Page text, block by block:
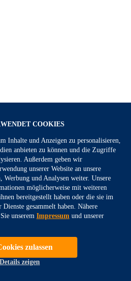
COOKIES
Inhalte und Anzeigen zu personalisieren,
anbieten zu können und die Zugriffe
Außerdem geben wir
unserer Website an unsere
Werbung und Analysen weiter. Unsere
möglicherweise mit weiteren
bereitgestellt haben oder die sie im
gesammelt haben. Nähere
unserem Impressum und unserer
zulassen
Details zeigen